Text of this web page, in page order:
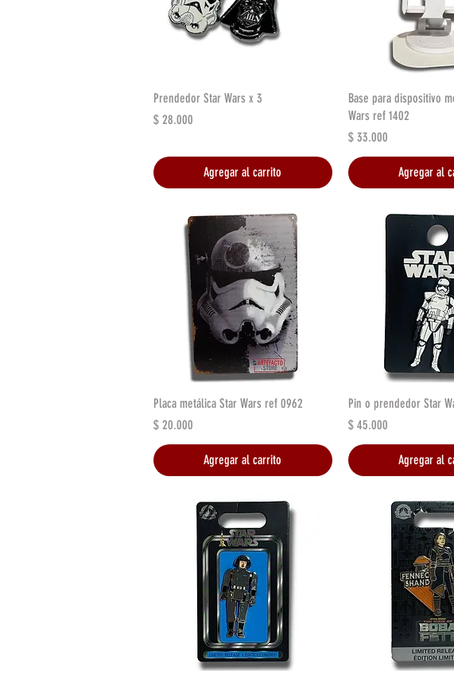
Vista rápida
Prendedor Star Wars x 3
Precio
$ 28.000
Agregar al carrito
Vista
Base para dispositivo
Wars ref 1402
Precio
$ 33.000
Agregar al
Vista rápida
Placa metálica Star Wars ref 0962
Precio
$ 20.000
Agregar al carrito
Vista
Pin o prendedor Star
Precio
$ 45.000
Agregar al